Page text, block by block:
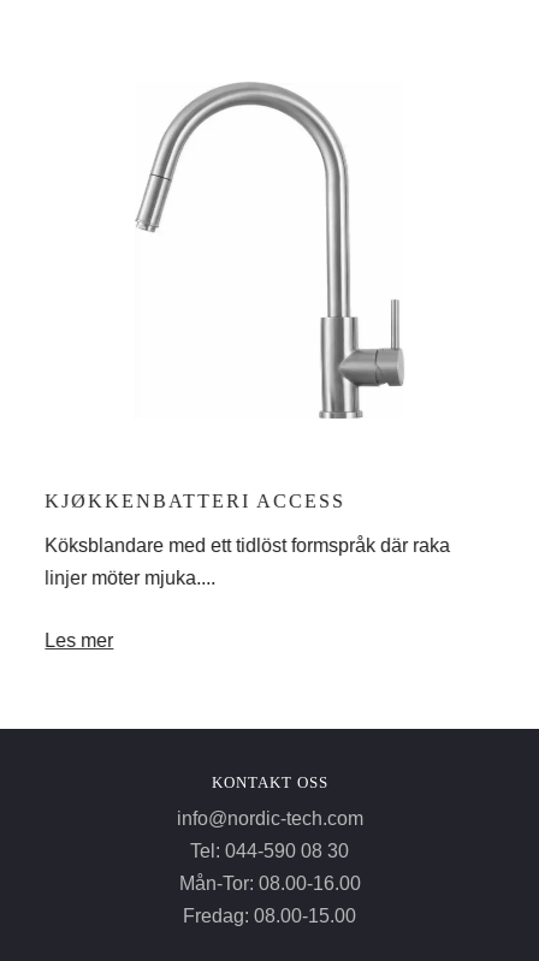
KJØKKENBATTERI ACCESS
Köksblandare med ett tidlöst formspråk där raka
linjer möter mjuka....
Les mer
KONTAKT OSS
info@nordic-tech.com
Tel: 044-590 08 30
Mån-Tor: 08.00-16.00
Fredag: 08.00-15.00